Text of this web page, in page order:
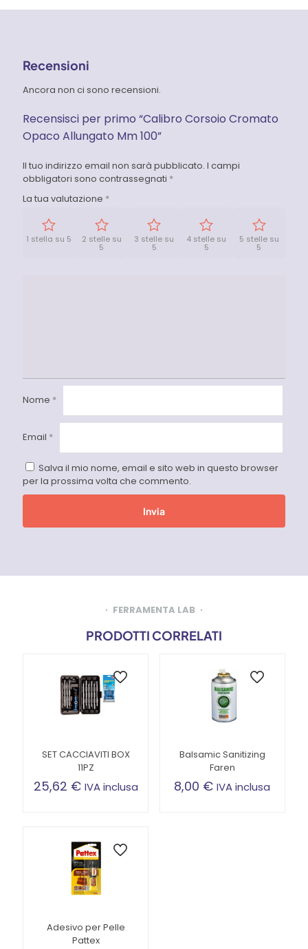
Recensioni
Ancora non ci sono recensioni.
Recensisci per primo “Calibro Corsoio Cromato
Opaco Allungato Mm 100”
Il tuo indirizzo email non sarà pubblicato. I campi
obbligatori sono contrassegnati *
La tua valutazione *
1 stella su 5 2 stelle su
5
3 stelle su
5
4 stelle su
5
5 stelle su
5
Nome *
Email *
Salva il mio nome, email e sito web in questo browser
per la prossima volta che commento.
FERRAMENTA LAB
PRODOTTI CORRELATI
SET CACCIAVITI BOX
11PZ
25,62 € IVA inclusa
Balsamic Sanitizing
Faren
8,00 € IVA inclusa
Adesivo per Pelle
Pattex